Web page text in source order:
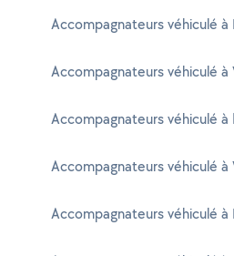
Accompagnateurs véhiculé à
Accompagnateurs véhiculé à
Accompagnateurs véhiculé
Accompagnateurs véhiculé
Accompagnateurs véhiculé à